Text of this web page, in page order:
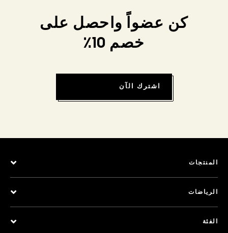
كن عضواً واحصل على
خصم 10٪
اشترك الآن
المنتجات
الرياضات
الفئة